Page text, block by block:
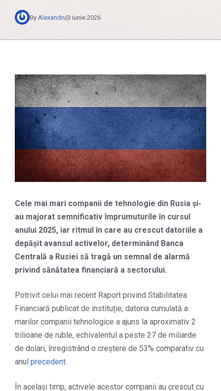
By Alexandru3 iunie 2026
Cele mai mari companii de tehnologie din Rusia și-
au majorat semnificativ împrumuturile în cursul
anului 2025, iar ritmul în care au crescut datoriile a
depășit avansul activelor, determinând Banca
Centrală a Rusiei să tragă un semnal de alarmă
privind sănătatea financiară a sectorului.
Potrivit celui mai recent Raport privind Stabilitatea
Financiară publicat de instituție, datoria cumulată a
marilor companii tehnologice a ajuns la aproximativ 2
trilioane de ruble, echivalentul a peste 27 de miliarde
de dolari, înregistrând o creștere de 53% comparativ cu
anul precedent.
În același timp, activele acestor companii au crescut cu